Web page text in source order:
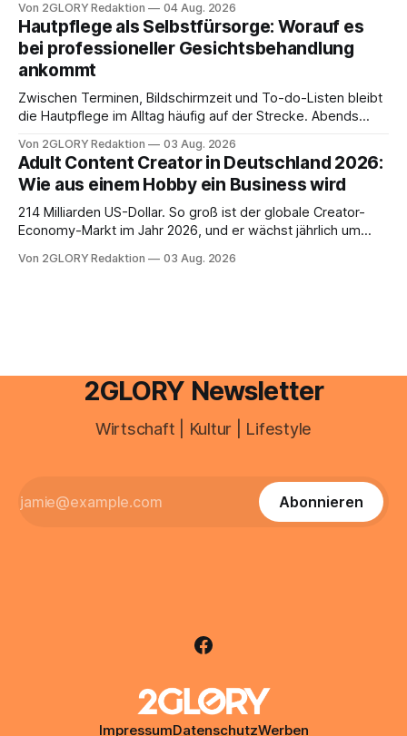
besitzt, loggt sich heute über das Vodafone E-Mail & Cloud
Portal ein. Der klassische Arcor Login über mail.
Von 2GLORY Redaktion 04 Aug. 2026
Hautpflege als Selbstfürsorge: Worauf es
bei professioneller Gesichtsbehandlung
ankommt
Zwischen Terminen, Bildschirmzeit und To-do-Listen bleibt
die Hautpflege im Alltag häufig auf der Strecke. Abends
Drogerie – mehr ist zeitlich oft nicht drin. Dabei reagiert die
Haut empfindlich auf Stress, Schlafmangel und
Umwelteinflüsse: Sie wirkt müde, spannt oder neigt zu
Unreinheiten. Professionelle
Von 2GLORY Redaktion 03 Aug. 2026
Adult Content Creator in Deutschland 2026:
Wie aus einem Hobby ein Business wird
214 Milliarden US-Dollar. So groß ist der globale Creator-
Economy-Markt im Jahr 2026, und er wächst jährlich um
ist längst ein ernstzunehmender Wirtschaftszweig. Weltweit
Von 2GLORY Redaktion 03 Aug. 2026
2GLORY Newsletter
Wirtschaft | Kultur | Lifestyle
Abonnieren
ImpressumDatenschutzWerben